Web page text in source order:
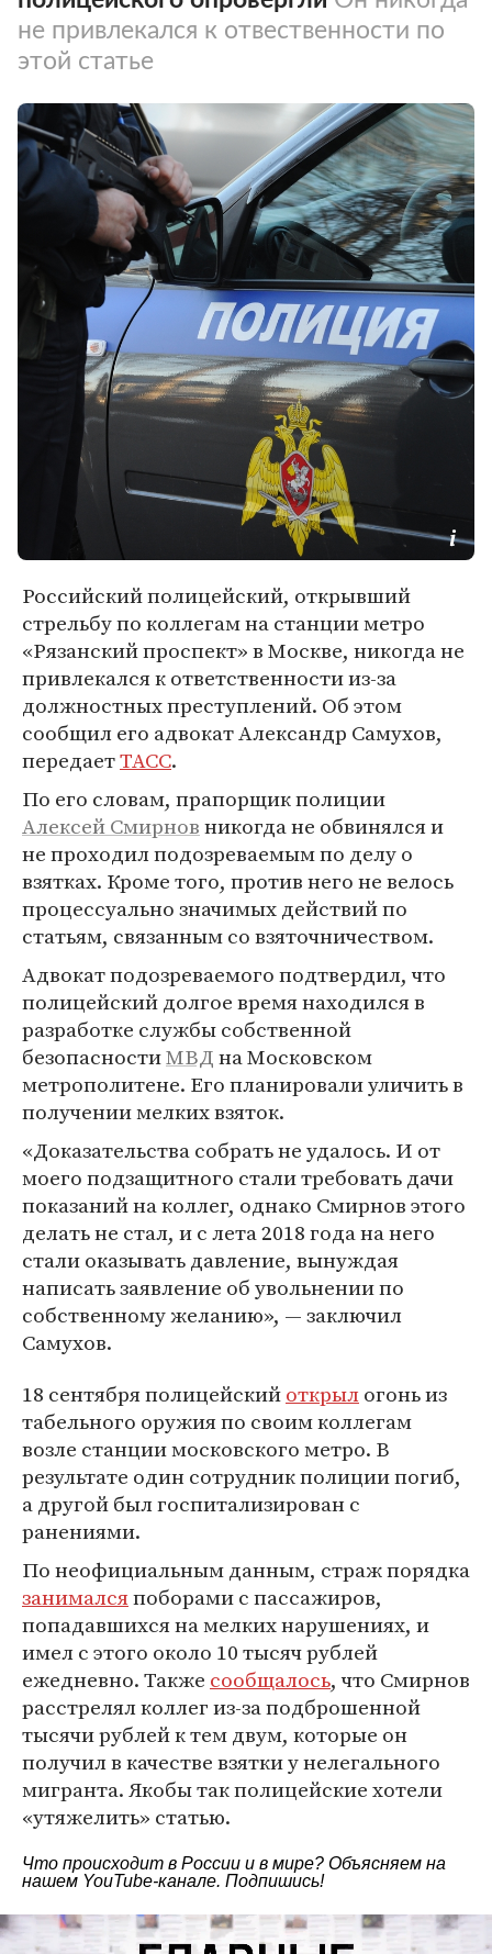
не привлекался к отвественности по
этой статье
Российский полицейский, открывший
стрельбу по коллегам на станции метро
«Рязанский проспект» в Москве, никогда не
привлекался к ответственности из-за
должностных преступлений. Об этом
сообщил его адвокат Александр Самухов,
передаетТАСС.
По его словам, прапорщик полиции
Алексей Смирновникогда не обвинялся и
не проходил подозреваемым по делу о
взятках. Кроме того, против него не велось
процессуально значимых действий по
статьям, связанным со взяточничеством.
Адвокат подозреваемого подтвердил, что
полицейский долгое время находился в
разработке службы собственной
безопасностиМВДна Московском
метрополитене. Его планировали уличить в
получении мелких взяток.
«Доказательства собрать не удалось. И от
моего подзащитного стали требовать дачи
показаний на коллег, однако Смирнов этого
делать не стал, и с лета 2018 года на него
стали оказывать давление, вынуждая
написать заявление об увольнении по
собственному желанию», — заключил
Самухов.
18 сентября полицейскийоткрылогонь из
табельного оружия по своим коллегам
возле станции московского метро. В
результате один сотрудник полиции погиб,
а другой был госпитализирован с
ранениями.
По неофициальным данным, страж порядка
занималсяпоборами с пассажиров,
попадавшихся на мелких нарушениях, и
имел с этого около 10 тысяч рублей
ежедневно. Также сообщалось, что Смирнов
расстрелял коллег из-за подброшенной
тысячи рублей к тем двум, которые он
получил в качестве взятки у нелегального
мигранта. Якобы так полицейские хотели
«утяжелить» статью.
Что происходит в России и в мире? Объясняем на
нашем YouTube-канале. Подпишись!